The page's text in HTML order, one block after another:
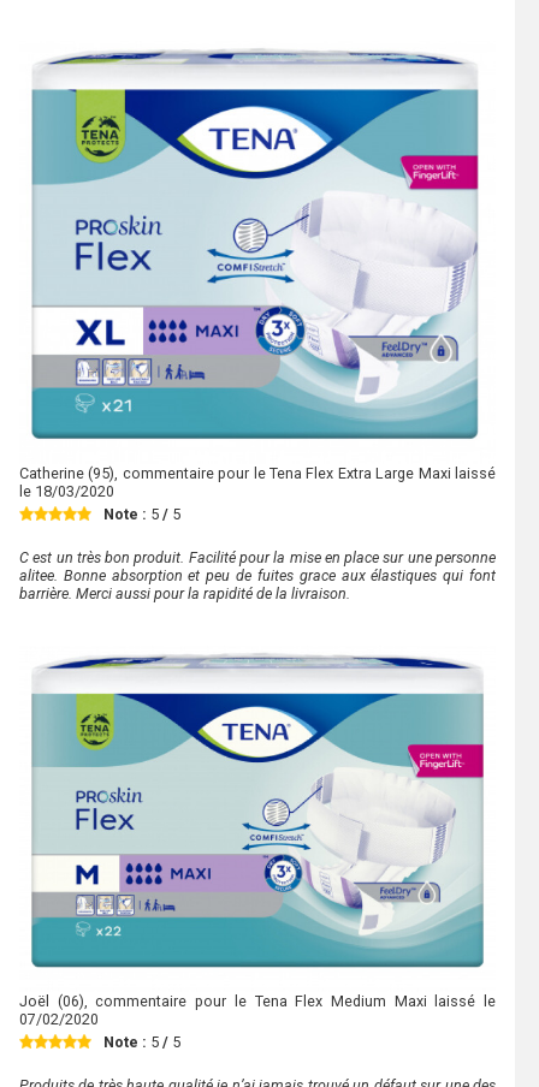
Catherine (95), commentaire pour le Tena Flex Extra Large Maxi laissé
le 18/03/2020
Note : 5 / 5
C est un très bon produit. Facilité pour la mise en place sur une personne
alitee. Bonne absorption et peu de fuites grace aux élastiques qui font
barrière. Merci aussi pour la rapidité de la livraison.
Joël
(06), commentaire pour le Tena Flex Medium Maxi laissé le
07/02/2020
Note : 5 / 5